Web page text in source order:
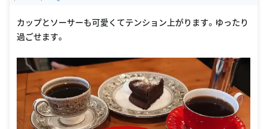
カップとソーサーも可愛くてテンション上がります。ゆったり
過ごせます。